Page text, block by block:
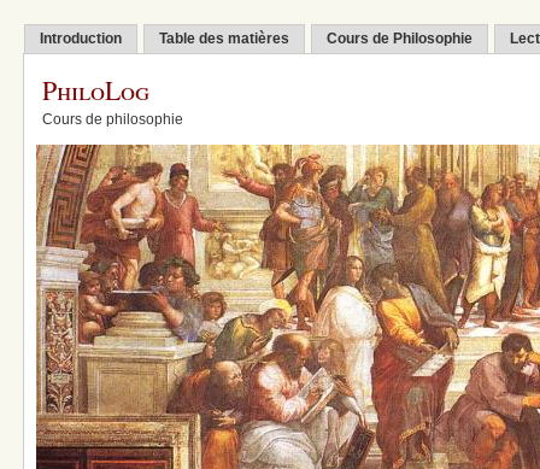
Introduction Table des matières Cours de Philosophie
PhiloLog
Cours de philosophie